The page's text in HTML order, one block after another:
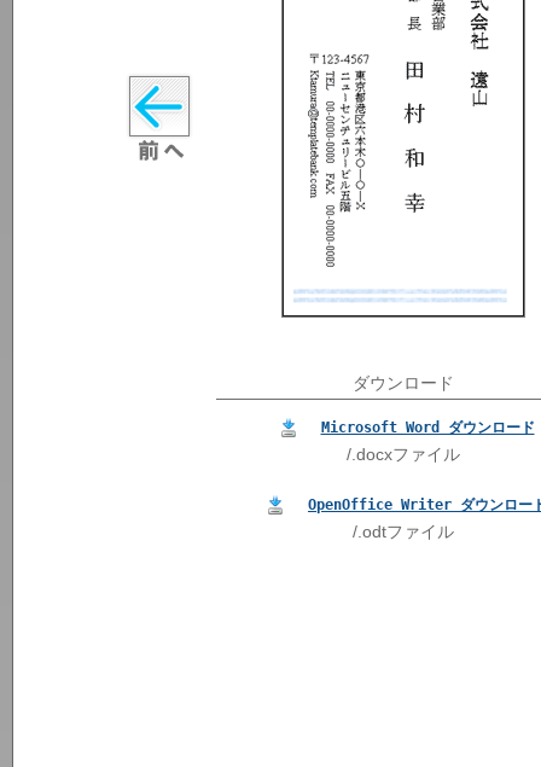
ダウンロード
Microsoft Word ダウンロード
/.docxファイル
OpenOffice Writer ダウンロー
/.odtファイル